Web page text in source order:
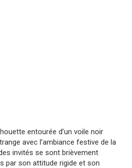
entourée d’un voile noir
avec l’ambiance festive de la
invités se sont brièvement
par son attitude rigide et son